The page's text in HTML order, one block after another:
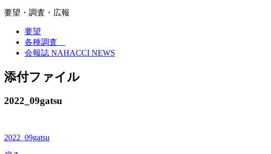
要望・調査・広報
要望
各種調査
会報誌 NAHACCI NEWS
添付ファイル
2022_09gatsu
2022_09gatsu